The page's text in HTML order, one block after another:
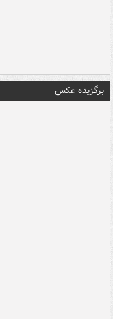
برگزیده عکس